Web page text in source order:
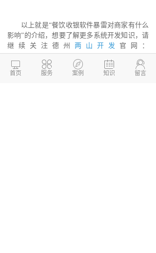
以上就是“餐饮收银软件暴雷对商家有什么
影响”的介绍，想要了解更多系统开发知识，请
继续关注德州 两山开发 官网：
http://www.dzkaifa.cn。

首页

服务

案例

知识

留言